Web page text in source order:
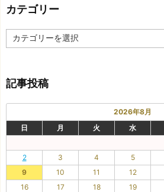
事
カテゴリー
カ
テ
ー
記事投稿
2026年8月
日
月 火 水
2
3 4 5
9
10 11 12
16
17 18 19